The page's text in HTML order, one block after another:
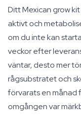
Ditt Mexican grow
aktivt och
om du inte kan
veckor efter
väntar, desto mer
rågsubstratet och
förvarats en månad
omgången var